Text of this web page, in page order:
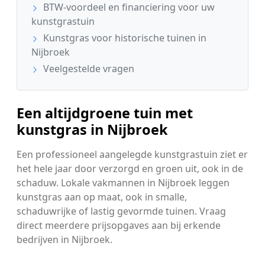
BTW-voordeel en financiering voor uw
kunstgrastuin
Kunstgras voor historische tuinen in
Nijbroek
Veelgestelde vragen
Een altijdgroene tuin met
kunstgras in Nijbroek
Een professioneel aangelegde kunstgrastuin ziet er
het hele jaar door verzorgd en groen uit, ook in de
schaduw. Lokale vakmannen in Nijbroek leggen
kunstgras aan op maat, ook in smalle,
schaduwrijke of lastig gevormde tuinen. Vraag
direct meerdere prijsopgaves aan bij erkende
bedrijven in Nijbroek.